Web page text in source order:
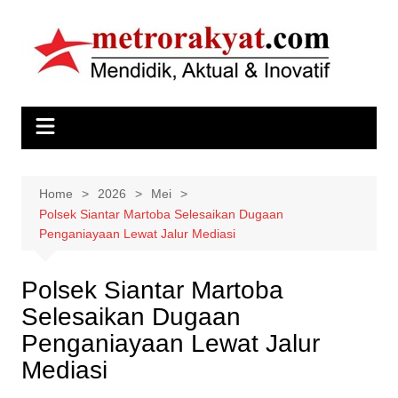
content
Home 2026
Mei
Polsek Siantar Martoba Selesaikan Dugaan
Penganiayaan Lewat Jalur Mediasi
Polsek Siantar Martoba
Selesaikan Dugaan
Penganiayaan Lewat Jalur
Mediasi